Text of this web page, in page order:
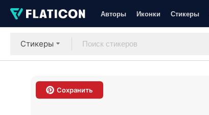
Авторы Иконки Стикеры
Стикеры
Сохранить